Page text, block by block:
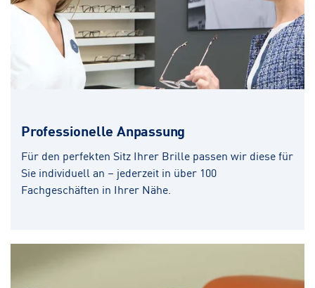
Professionelle Anpassung
Für den perfekten Sitz Ihrer Brille passen wir diese für
Sie individuell an – jederzeit in über 100
Fachgeschäften in Ihrer Nähe.